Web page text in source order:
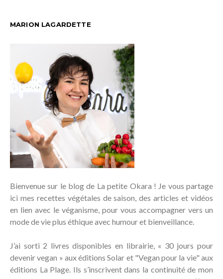
MARION LAGARDETTE
Bienvenue sur le blog de La petite Okara ! Je vous partage
ici mes recettes végétales de saison, des articles et vidéos
en lien avec le véganisme, pour vous accompagner vers un
mode de vie plus éthique avec humour et bienveillance.
J’ai sorti 2 livres disponibles en librairie, « 30 jours pour
devenir vegan » aux éditions Solar et "Vegan pour la vie" aux
éditions La Plage. Ils s’inscrivent dans la continuité de mon